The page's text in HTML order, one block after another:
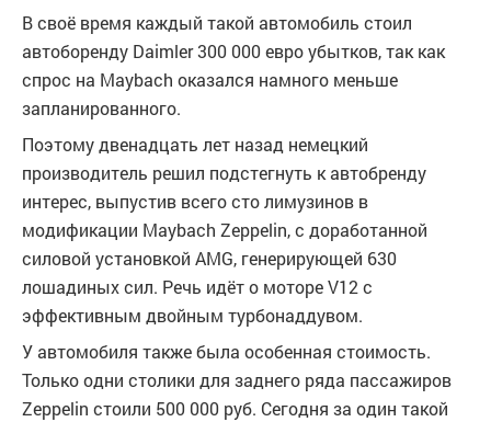
В своё время каждый такой автомобиль стоил
автоборенду Daimler 300 000 евро убытков, так как
спрос на Maybach оказался намного меньше
запланированного.
Поэтому двенадцать лет назад немецкий
производитель решил подстегнуть к автобренду
интерес, выпустив всего сто лимузинов в
модификации Maybach Zeppelin, с доработанной
силовой установкой AMG, генерирующей 630
лошадиных сил. Речь идёт о моторе V12 с
эффективным двойным турбонаддувом.
У автомобиля также была особенная стоимость.
Только одни столики для заднего ряда пассажиров
Zeppelin стоили 500 000 руб. Сегодня за один такой